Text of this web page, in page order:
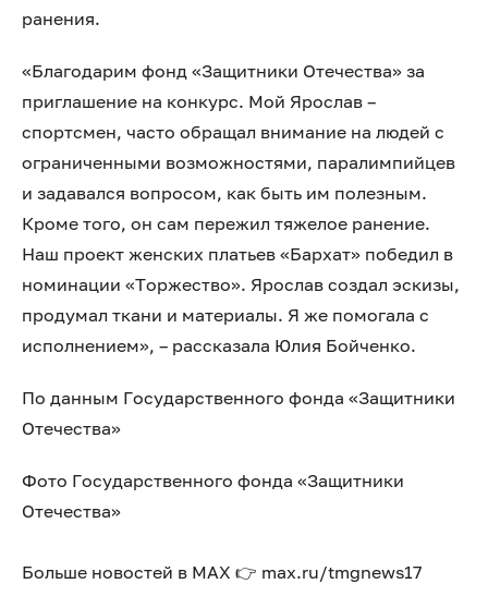
ранения.
«Благодарим фонд «Защитники Отечества» за
приглашение на конкурс. Мой Ярослав –
спортсмен, часто обращал внимание на людей с
ограниченными возможностями, паралимпийцев
и задавался вопросом, как быть им полезным.
Кроме того, он сам пережил тяжелое ранение.
Наш проект женских платьев «Бархат» победил в
номинации «Торжество». Ярослав создал эскизы,
продумал ткани и материалы. Я же помогала с
исполнением», – рассказала Юлия Бойченко.
По данным Государственного фонда «Защитники
Отечества»
Фото Государственного фонда «Защитники
Отечества»
Больше новостей в МАХ 👉 max.ru/tmgnews17